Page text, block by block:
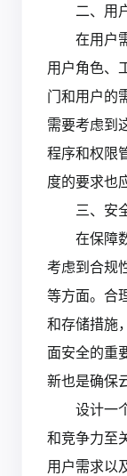
二、用
在用户
用户角色、
门和用户的
需要考虑到
程序和权限
度的要求也
三、安
在保障
考虑到合规
等方面。合
和存储措施
面安全的重
新也是确保
设计一
和竞争力至
用户需求以